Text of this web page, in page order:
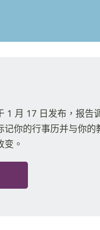
1 月 17 日发布，报告
你的行事历并与你的
。